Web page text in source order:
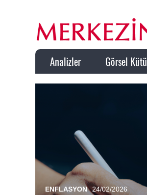
Analizler Görsel
ENFLASYON 24/02/2026